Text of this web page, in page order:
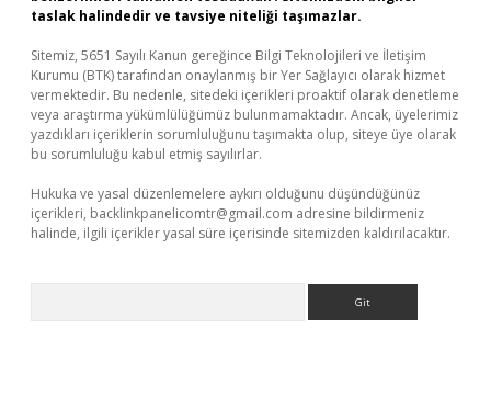
taslak halindedir ve tavsiye niteliği taşımazlar.
Sitemiz, 5651 Sayılı Kanun gereğince Bilgi Teknolojileri ve İletişim
Kurumu (BTK) tarafından onaylanmış bir Yer Sağlayıcı olarak hizmet
vermektedir. Bu nedenle, sitedeki içerikleri proaktif olarak denetleme
veya araştırma yükümlülüğümüz bulunmamaktadır. Ancak, üyelerimiz
yazdıkları içeriklerin sorumluluğunu taşımakta olup, siteye üye olarak
bu sorumluluğu kabul etmiş sayılırlar.
Hukuka ve yasal düzenlemelere aykırı olduğunu düşündüğünüz
içerikleri, backlinkpanelicomtr@gmail.com adresine bildirmeniz
halinde, ilgili içerikler yasal süre içerisinde sitemizden kaldırılacaktır.